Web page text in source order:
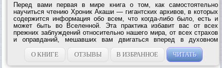
Перед вами первая в мире книга о том, как самостоятельно
научиться чтению Хроник Акаши — гигантских архивов, в которых
содержится информация обо всем, что когда-либо было, есть и
может быть во Вселенной. Эта практика избавит вас от всех
прежних заблуждений относительно нашего мира, от всех страхов
и оправданий, мешавших вам двигаться вперед в духовном
развитии. Поскольку Хроники Акаши — это не физическое место,
а один из уровней...
О КНИГЕ ОТЗЫВЫ В ИЗБРАННОЕ ЧИТАТЬ